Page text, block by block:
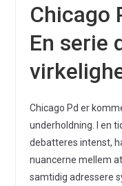
Chicago
En serie
Chicago Pd er
underholdning. I en
debatteres intenst,
nuancerne mellem
samtidig adressere